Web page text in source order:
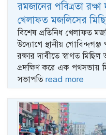
রমজানের পবিত্রতা
খেলাফত মজলিসের
বিশেষ প্রতিনিধ খেলাফত
উদ্যোগে স্থানীয় গোবিন্দগঞ্জ
রক্ষার দাবীতে স্বাগত
প্রদক্ষিণ করে এক পথসভায়
সভাপতিread more